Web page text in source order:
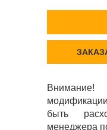
быть
менеджера